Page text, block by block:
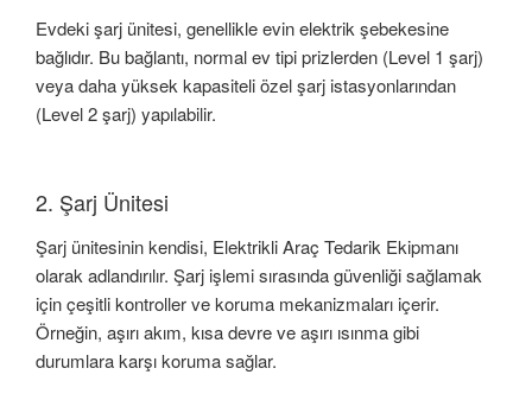
Evdeki şarj ünitesi, genellikle evin elektrik şebekesine
bağlıdır. Bu bağlantı, normal ev tipi prizlerden (Level 1 şarj)
veya daha yüksek kapasiteli özel şarj istasyonlarından
(Level 2 şarj) yapılabilir.
2. Şarj Ünitesi
Şarj ünitesinin kendisi, Elektrikli Araç Tedarik Ekipmanı
olarak adlandırılır. Şarj işlemi sırasında güvenliği sağlamak
için çeşitli kontroller ve koruma mekanizmaları içerir.
Örneğin, aşırı akım, kısa devre ve aşırı ısınma gibi
durumlara karşı koruma sağlar.